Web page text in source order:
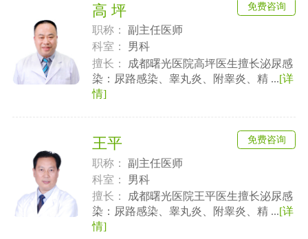
高 坪
职称：
副主任医师
科室：
男科
擅长：
成都曙光医院高坪医生擅长泌尿感
染：尿路感染、睾丸炎、附睾炎、精 ...[详
情]
免费咨询
王平
职称：
副主任医师
科室：
男科
擅长：
成都曙光医院王平医生擅长泌尿感
染：尿路感染、睾丸炎、附睾炎、精 ...[详
情]
免费咨询